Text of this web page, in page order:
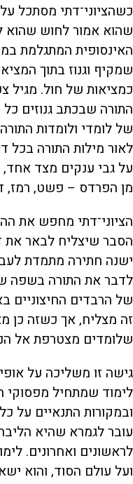
כשהציוני־דתי מסתכל
שהוא אמור לחוש שהוא
האינסופית המתגלמת
שמקיף וגנוז בתוך
כמציאות של חול. מגיל
התורה שבכתב גנוזים
של לומדי ולומדות
לאור מילות התורה בכל
על גבי ענקים מצד
מן הפרדס – פשט, רמז,
הציוני־דתי מחפש את
הסבר שיצליח לבאר את
ישנה חתירה מתמדת
לדבר את התורה בשפה
של הרבדים החיצוניים
זה מצליח, אך כשזה כן
שלומדים מצטרפת אל
גישה זו משליכה על אופי
לימוד שמתחיל
ובמקורות התנאיים על
עובר לגמרא שהיא
לראשונים ואחרונים.
ועל עולם הסוד, והוא